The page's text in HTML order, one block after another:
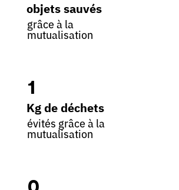
objets sauvés
grâce à la
mutualisation
1
Kg de déchets
évités grâce à la
mutualisation